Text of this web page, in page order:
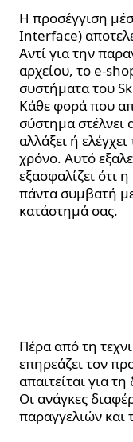
Η προσέγγιση
Interface)
Αντί για την
αρχείου, το e-
συστήματα του
Κάθε φορά που
σύστημα στέλνει
αλλάξει ή
χρόνο. Αυτό
εξασφαλίζει ότι
πάντα συμβατή
κατάστημά σας.
Πέρα από τη
επηρεάζει τον
απαιτείται για
Οι ανάγκες
παραγγελιών και